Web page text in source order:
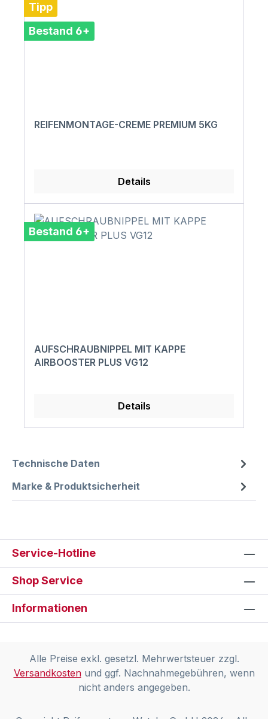
Tipp
Bestand 6+
REIFENMONTAGE-CREME PREMIUM 5KG
Details
Bestand 6+
AUFSCHRAUBNIPPEL MIT KAPPE
AIRBOOSTER PLUS VG12
Details
Technische Daten
Marke & Produktsicherheit
Service-Hotline
Shop Service
Informationen
Alle Preise exkl. gesetzl. Mehrwertsteuer zzgl.
Versandkostenund ggf. Nachnahmegebühren, wenn
nicht anders angegeben.